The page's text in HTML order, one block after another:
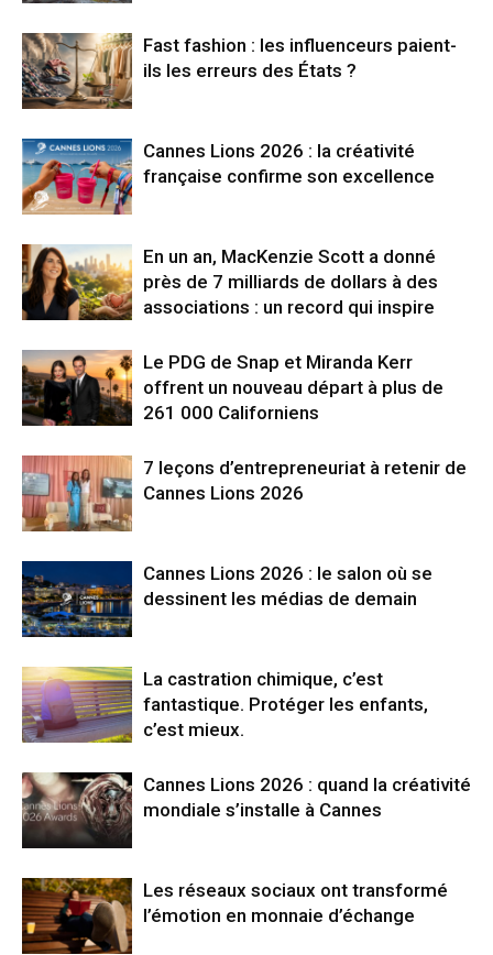
Fast fashion : les influenceurs paient-
ils les erreurs des États ?
Cannes Lions 2026 : la créativité
française confirme son excellence
En un an, MacKenzie Scott a donné
près de 7 milliards de dollars à des
associations : un record qui inspire
Le PDG de Snap et Miranda Kerr
offrent un nouveau départ à plus de
261 000 Californiens
7 leçons d’entrepreneuriat à retenir de
Cannes Lions 2026
Cannes Lions 2026 : le salon où se
dessinent les médias de demain
La castration chimique, c’est
fantastique. Protéger les enfants,
c’est mieux.
Cannes Lions 2026 : quand la créativité
mondiale s’installe à Cannes
Les réseaux sociaux ont transformé
l’émotion en monnaie d’échange